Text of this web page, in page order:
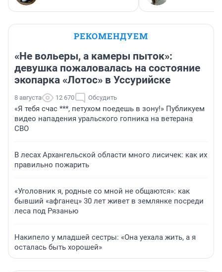
РЕКОМЕНДУЕМ
«Не вольеры, а камеры пыток»:
девушка пожаловалась на состояние
экопарка «Лотос» в Уссурийске
8 августа 12 670 Обсудить
«Я тебя счас ***, петухом поедешь в зону!» Публикуем
видео нападения уральского гопника на ветерана
СВО
В лесах Архангельской области много лисичек: как их
правильно пожарить
«Уголовник я, родные со мной не общаются»: как
бывший «афганец» 30 лет живет в землянке посреди
леса под Рязанью
Накипело у младшей сестры: «Она уехала жить, а я
осталась быть хорошей»